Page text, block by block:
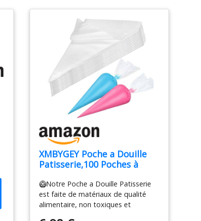
XMBYGEY Poche a Douille
Patisserie,100 Poches à
Douille Professionnelles,
Poches à Douille Jetables
pour Pâtisserie,Très
Approprié pour Faire des
🥝Notre Poche a Douille Patisserie
est faite de matériaux de qualité
alimentaire, non toxiques et